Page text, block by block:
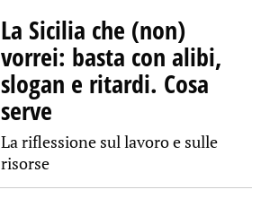
La Sicilia che (non)
vorrei: basta con alibi,
slogan e ritardi. Cosa
serve
La riflessione sul lavoro e sulle
risorse